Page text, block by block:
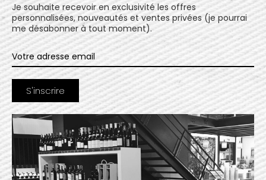
Je souhaite recevoir en exclusivité les offres
personnalisées, nouveautés et ventes privées (je pourrai
me désabonner à tout moment).